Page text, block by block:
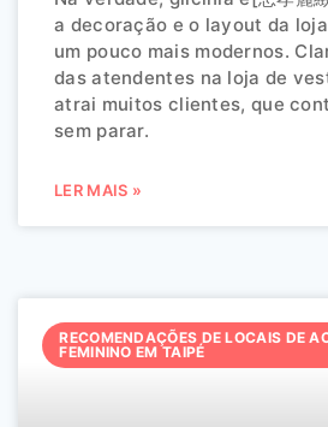
a decoração e o layout da
um pouco mais modernos.
das atendentes na loja de
atrai muitos clientes, que
sem parar.
LER MAIS »
RECOMENDAÇÕES DE LOCAIS DE
FEMININO EM TAIPÉ